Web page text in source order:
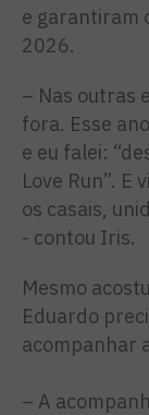
e garantiram
2026.
– Nas outras
fora. Esse
e eu falei:
Love Run”.
os casais,
- contou Iris.
Mesmo
Eduardo
acompanhar
– A